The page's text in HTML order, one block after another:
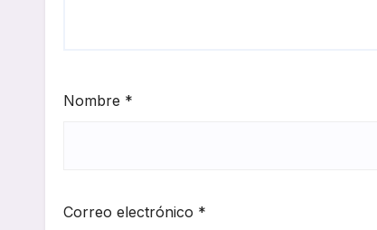
Nombre *
Correo electrónico *